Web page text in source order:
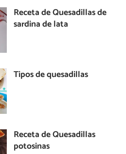
Receta de Quesadillas de
sardina de lata
Tipos de quesadillas
Receta de Quesadillas
potosinas